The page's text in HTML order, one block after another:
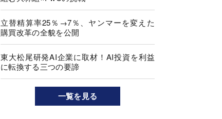
立替精算率25％→7％、ヤンマーを変えた
購買改革の全貌を公開
東大松尾研発AI企業に取材！AI投資を利益
に転換する三つの要諦
一覧を見る